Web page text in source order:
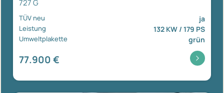
727 G
TÜV neu ja
Leistung 132 KW / 179 PS
Umweltplakette grün
77.900 €